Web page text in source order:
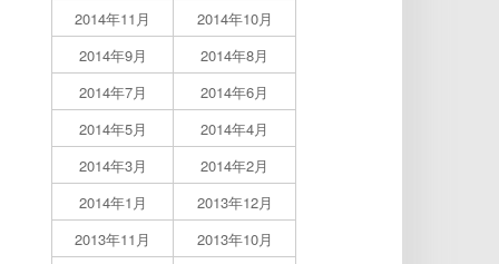
2014年11月
2014年10月
2014年9月
2014年8月
2014年7月
2014年6月
2014年5月
2014年4月
2014年3月
2014年2月
2014年1月
2013年12月
2013年11月
2013年10月